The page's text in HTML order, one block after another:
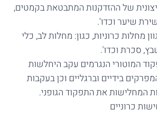
של ההזדקנות המתבטאת בקמטים,
שיער וכדו'.
מחלות כרוניות, כגון: מחלות לב, כלי
סכרת וכדו'.
המוטורי הנגרמים עקב היחלשות
בידיים וברגליים וכן בעקבות
המחלישות את התפקוד הגופני.
כרוניים